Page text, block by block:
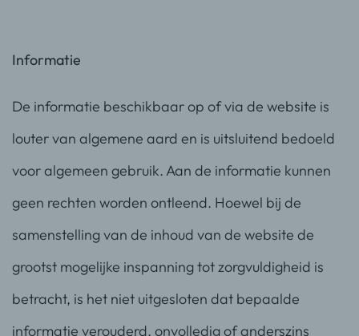
Informatie
De informatie beschikbaar op of via de website is
louter van algemene aard en is uitsluitend bedoeld
voor algemeen gebruik. Aan de informatie kunnen
geen rechten worden ontleend. Hoewel bij de
samenstelling van de inhoud van de website de
grootst mogelijke inspanning tot zorgvuldigheid is
betracht, is het niet uitgesloten dat bepaalde
informatie verouderd, onvolledig of anderszins